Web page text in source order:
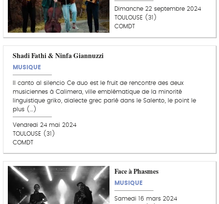
Dimanche 22 septembre 2024
TOULOUSE (31)
COMDT
Shadi Fathi & Ninfa Giannuzzi
MUSIQUE
Il canto al silencio Ce duo est le fruit de rencontre des deux
musiciennes à Calimera, ville emblématique de la minorité
linguistique griko, dialecte grec parlé dans le Salento, le point le
plus (…)
Vendredi 24 mai 2024
TOULOUSE (31)
COMDT
Face à Phasmes
MUSIQUE
Samedi 16 mars 2024